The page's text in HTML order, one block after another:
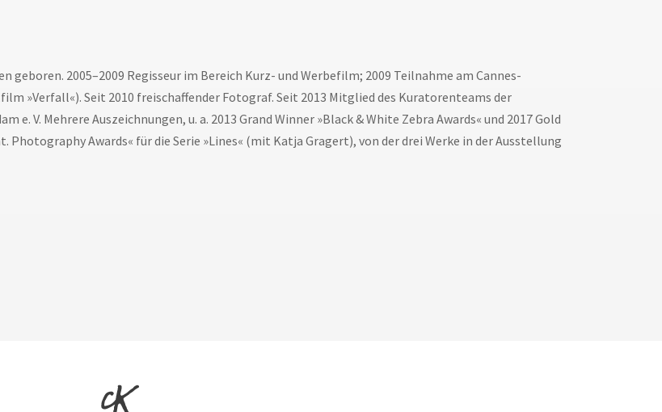
geboren. 2005–2009 Regisseur im Bereich Kurz- und Werbefilm; 2009 Teilnahme am Cannes-
»Verfall«). Seit 2010 freischaffender Fotograf. Seit 2013 Mitglied des Kuratorenteams der
e. V. Mehrere Auszeichnungen, u. a. 2013 Grand Winner »Black & White Zebra Awards« und 2017 Gold
Photography Awards« für die Serie »Lines« (mit Katja Gragert), von der drei Werke in der Ausstellung